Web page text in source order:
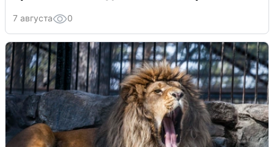
7 августа 0